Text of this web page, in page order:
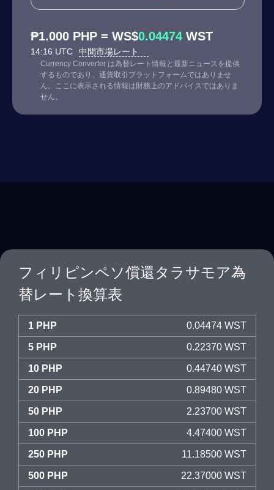
₱1.000 PHP = WS$0.04474 WST
14:16 UTC 中間市場レート
Currency Converter は為替レート情報と最新ニュースを提供
するものであり、通貨取引プラットフォームではありませ
ん。ここに表示される情報は財務上のアドバイスではありま
せん。
フィリピンペソ償還タラサモア為
替レート換算表
1 PHP 0.04474 WST
5 PHP 0.22370 WST
10 PHP 0.44740 WST
20 PHP 0.89480 WST
50 PHP 2.23700 WST
100 PHP 4.47400 WST
250 PHP 11.18500 WST
500 PHP 22.37000 WST